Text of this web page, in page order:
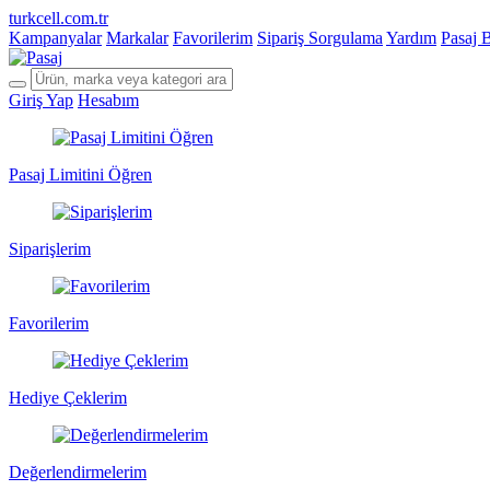
turkcell.com.tr
Kampanyalar Markalar Favorilerim Sipariş Sorgulama Yardım Pasaj
Giriş Yap Hesabım
Pasaj Limitini Öğren
Siparişlerim
Favorilerim
Hediye Çeklerim
Değerlendirmelerim